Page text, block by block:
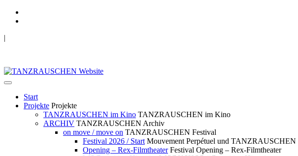
|
Start
Projekte Projekte
TANZRAUSCHEN im Kino TANZRAUSCHEN im Kino
ARCHIV TANZRAUSCHEN Archiv
on move / move on TANZRAUSCHEN Festival
Festival 2026 / Start Mouvement Perpétuel und TANZRAUSCHEN
Opening – Rex-Filmtheater Festival Opening – Rex-Filmtheater